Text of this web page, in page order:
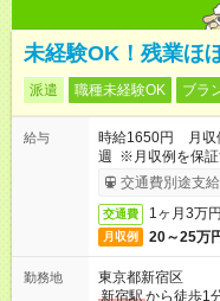
未経験OK！残業ほ
派遣 職種未経験OK ブラ
給与
時給1650円 月収
週 ※月収例を保証
交通費別途支
交通費 1ヶ月3万
月収例 20～25万
勤務地
東京都新宿区
新宿駅から徒歩1